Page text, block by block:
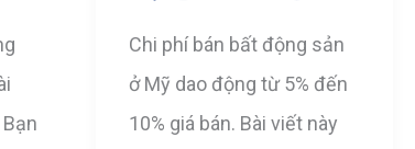
Chi phí bán bất động sản
ở Mỹ dao động từ 5% đến
10% giá bán. Bài viết này